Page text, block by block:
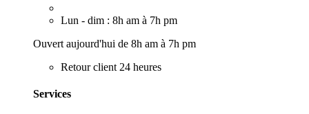
Lun - dim : 8h am à 7h pm
Ouvert aujourd'hui de 8h am à 7h pm
Retour client 24 heures
Services